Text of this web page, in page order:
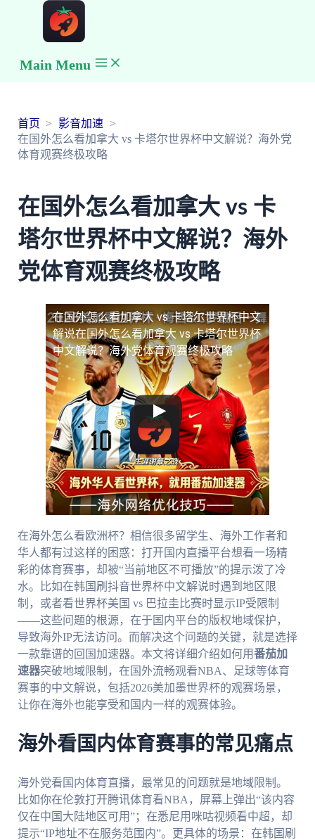
Main Menu
首页
影音加速
在国外怎么看加拿大 vs 卡塔尔世界杯中文解说？海外党
体育观赛终极攻略
在国外怎么看加拿大 vs 卡
塔尔世界杯中文解说？海外
党体育观赛终极攻略
在国外怎么看加拿大 vs 卡塔尔世界杯中文
解说在国外怎么看加拿大 vs 卡塔尔世界杯
中文解说？海外党体育观赛终极攻略
在海外怎么看欧洲杯？相信很多留学生、海外工作者和
华人都有过这样的困惑：打开国内直播平台想看一场精
彩的体育赛事，却被“当前地区不可播放”的提示泼了冷
水。比如在韩国刷抖音世界杯中文解说时遇到地区限
制，或者看世界杯美国 vs 巴拉圭比赛时显示IP受限制
——这些问题的根源，在于国内平台的版权地域保护，
导致海外IP无法访问。而解决这个问题的关键，就是选择
一款靠谱的回国加速器。本文将详细介绍如何用番茄加
速器突破地域限制，在国外流畅观看NBA、足球等体育
赛事的中文解说，包括2026美加墨世界杯的观赛场景，
让你在海外也能享受和国内一样的观赛体验。
海外看国内体育赛事的常见痛点
海外党看国内体育直播，最常见的问题就是地域限制。
比如你在伦敦打开腾讯体育看NBA，屏幕上弹出“该内容
仅在中国大陆地区可用”；在悉尼用咪咕视频看中超，却
提示“IP地址不在服务范围内”。更具体的场景：在韩国刷